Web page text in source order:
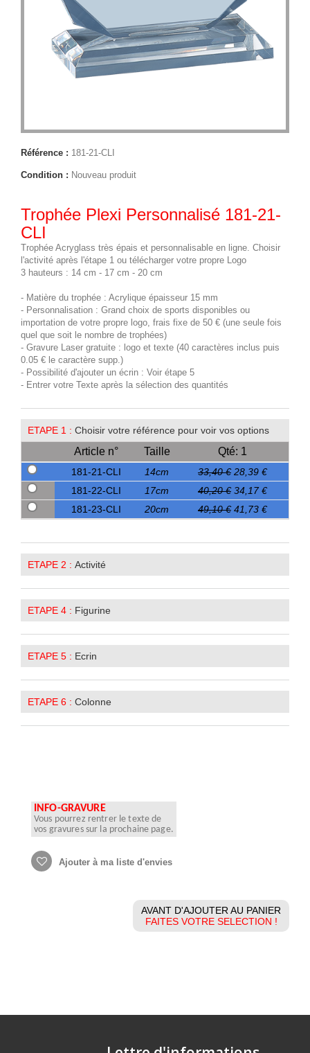
Référence : 181-21-CLI
Condition : Nouveau produit
Trophée Plexi Personnalisé 181-21-
CLI
Trophée Acryglass très épais et personnalisable en ligne. Choisir
l'activité après l'étape 1 ou télécharger votre propre Logo
3 hauteurs : 14 cm - 17 cm - 20 cm
- Matière du trophée : Acrylique épaisseur 15 mm
- Personnalisation : Grand choix de sports disponibles ou
importation de votre propre logo, frais fixe de 50 € (une seule fois
quel que soit le nombre de trophées)
- Gravure Laser gratuite : logo et texte (40 caractères inclus puis
0.05 € le caractère supp.)
- Possibilité d'ajouter un écrin : Voir étape 5
- Entrer votre Texte après la sélection des quantités
ETAPE 1 : Choisir votre référence pour voir vos options
Article n° Taille Qté: 1
181-21-CLI 14cm 33,40 € 28,39 €
181-22-CLI
17cm 40,20 € 34,17 €
181-23-CLI
20cm 49,10 € 41,73 €
ETAPE 2 : Activité
ETAPE 4 : Figurine
ETAPE 5 : Ecrin
ETAPE 6 : Colonne
INFO-GRAVURE
Vous pourrez rentrer le texte de
vos gravures sur la prochaine page.
Ajouter à ma liste d'envies
AVANT D'AJOUTER AU PANIER
FAITES VOTRE SELECTION !